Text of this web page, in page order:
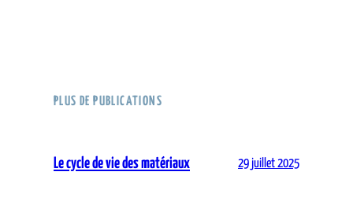
PLUS DE PUBLICATIONS
Le cycle de vie des matériaux 29 juillet 2025